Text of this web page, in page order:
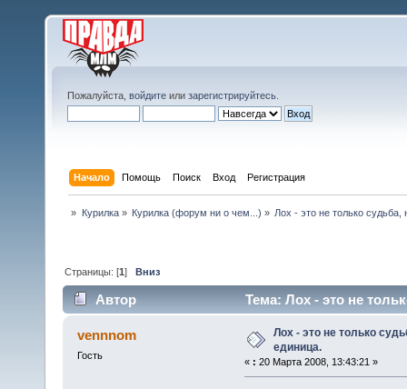
Пожалуйста, войдите или зарегистрируйтесь
Начало Помощь Поиск Вход Регистрация
» Курилка» Курилка (форум ни о чем...) » Лох - это не только
Страницы: [1]Вниз
Автор
Тема: Лох - это не
vennnom
Гость
Лох - это не только
единица.
« : 20 Марта 2008, 13:43:21 »